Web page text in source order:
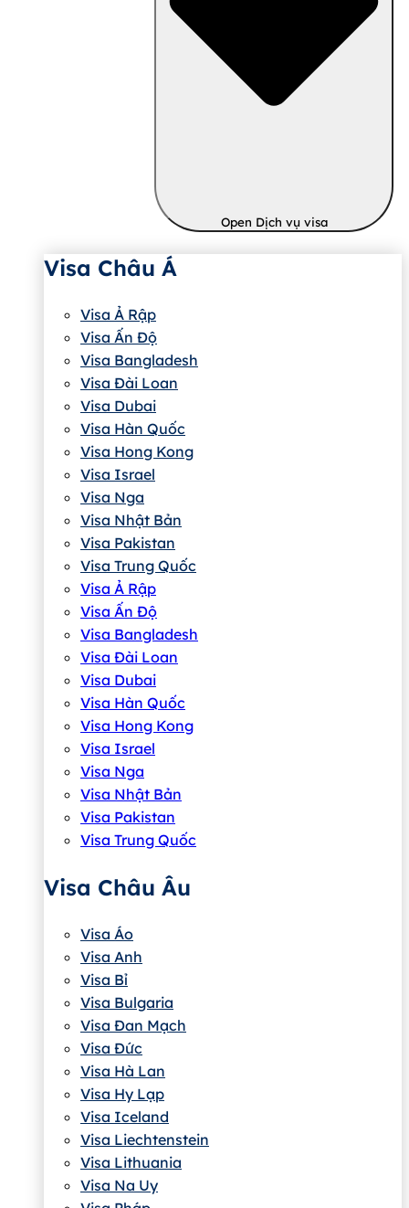
Open Dịch vụ visa
Visa Châu Á
Visa Ả Rập
Visa Ấn Độ
Visa Bangladesh
Visa Đài Loan
Visa Dubai
Visa Hàn Quốc
Visa Hong Kong
Visa Israel
Visa Nga
Visa Nhật Bản
Visa Pakistan
Visa Trung Quốc
Visa Ả Rập
Visa Ấn Độ
Visa Bangladesh
Visa Đài Loan
Visa Dubai
Visa Hàn Quốc
Visa Hong Kong
Visa Israel
Visa Nga
Visa Nhật Bản
Visa Pakistan
Visa Trung Quốc
Visa Châu Âu
Visa Áo
Visa Anh
Visa Bỉ
Visa Bulgaria
Visa Đan Mạch
Visa Đức
Visa Hà Lan
Visa Hy Lạp
Visa Iceland
Visa Liechtenstein
Visa Lithuania
Visa Na Uy